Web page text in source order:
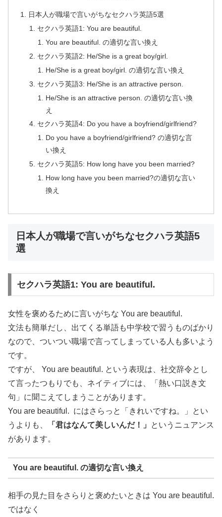
日本人が職場で言いがちなセクハラ英語5選
セクハラ英語1: You are beautiful.
You are beautiful. の適切な言い換え
セクハラ英語2: He/She is a great boy/girl.
He/She is a great boy/girl. の適切な言い換え
セクハラ英語3: He/She is an attractive person.
He/She is an attractive person. の適切な言い換
え
セクハラ英語4: Do you have a boyfriend/girlfriend?
Do you have a boyfriend/girlfriend? の適切な言
い換え
セクハラ英語5: How long have you been married?
How long have you been married?の適切な言い
換え
日本人が職場で言いがちなセクハラ英語5
選
セクハラ英語1: You are beautiful.
女性を褒めるために言いがちな You are beautiful.
文法も簡単だし、出てくる単語も中学校で習うものばかり
なので、ついつい職場で言ってしまっている人も多いよう
です。
ですが、 You are beautiful. という表現は、社交辞令とし
て言ったつもりでも、ネイティブには、「熱い口説き文
句」に聞こえてしまうことがあります。
You are beautiful. にはさらっと「きれいですね。」とい
うよりも、
「君はなんて美しいんだ！」
というニュアンス
があります。
You are beautiful. の適切な言い換え
相手の見た目をさらりと褒めたいときは You are beautiful.
ではなく